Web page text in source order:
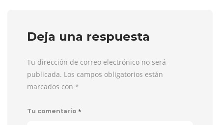
Deja una respuesta
Tu dirección de correo electrónico no será
publicada. Los campos obligatorios están
marcados con *
Tu comentario *